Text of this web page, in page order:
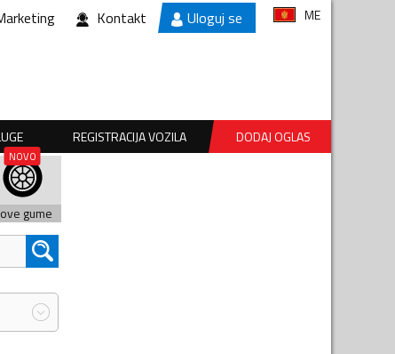
Kontakt Uloguj se ME
REGISTRACIJA VOZILA DODAJ OGLAS
gume